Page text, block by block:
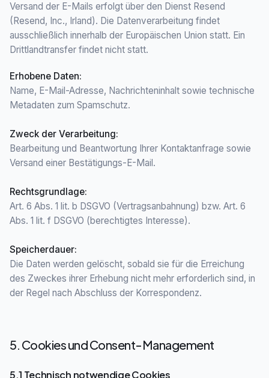
Versand der E-Mails erfolgt über den Dienst Resend
(Resend, Inc., Irland). Die Datenverarbeitung findet
ausschließlich innerhalb der Europäischen Union statt. Ein
Drittlandtransfer findet nicht statt.
Erhobene Daten:
Name, E-Mail-Adresse, Nachrichteninhalt sowie technische
Metadaten zum Spamschutz.
Zweck der Verarbeitung:
Bearbeitung und Beantwortung Ihrer Kontaktanfrage sowie
Versand einer Bestätigungs-E-Mail.
Rechtsgrundlage:
Art. 6 Abs. 1 lit. b DSGVO (Vertragsanbahnung) bzw. Art. 6
Abs. 1 lit. f DSGVO (berechtigtes Interesse).
Speicherdauer:
Die Daten werden gelöscht, sobald sie für die Erreichung
des Zweckes ihrer Erhebung nicht mehr erforderlich sind, in
der Regel nach Abschluss der Korrespondenz.
5. Cookies und Consent-Management
5.1 Technisch notwendige Cookies